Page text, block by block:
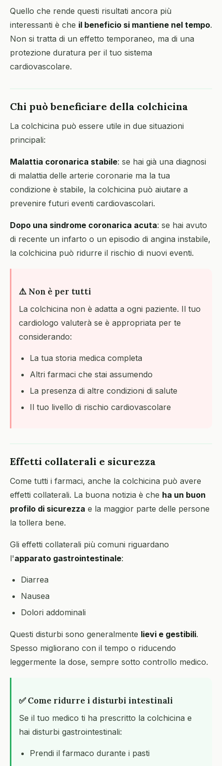
Quello che rende questi risultati ancora più
interessanti è che il beneficio si mantiene nel tempo.
Non si tratta di un effetto temporaneo, ma di una
protezione duratura per il tuo sistema
cardiovascolare.
Chi può beneficiare della colchicina
La colchicina può essere utile in due situazioni
principali:
Malattia coronarica stabile: se hai già una diagnosi
di malattia delle arterie coronarie ma la tua
condizione è stabile, la colchicina può aiutare a
prevenire futuri eventi cardiovascolari.
Dopo una sindrome coronarica acuta: se hai avuto
di recente un infarto o un episodio di angina instabile,
la colchicina può ridurre il rischio di nuovi eventi.
⚠️ Non è per tutti
La colchicina non è adatta a ogni paziente. Il tuo
cardiologo valuterà se è appropriata per te
considerando:
La tua storia medica completa
Altri farmaci che stai assumendo
La presenza di altre condizioni di salute
Il tuo livello di rischio cardiovascolare
Effetti collaterali e sicurezza
Come tutti i farmaci, anche la colchicina può avere
effetti collaterali. La buona notizia è che ha un buon
profilo di sicurezza e la maggior parte delle persone
la tollera bene.
Gli effetti collaterali più comuni riguardano
l'apparato gastrointestinale:
Diarrea
Nausea
Dolori addominali
Questi disturbi sono generalmente lievi e gestibili.
Spesso migliorano con il tempo o riducendo
leggermente la dose, sempre sotto controllo medico.
✅ Come ridurre i disturbi intestinali
Se il tuo medico ti ha prescritto la colchicina e
hai disturbi gastrointestinali:
Prendi il farmaco durante i pasti